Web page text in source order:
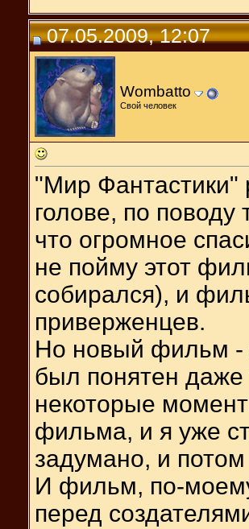
07.05.2009, 12:07
Wombatto
Свой человек
"Мир Фантастики"
голове, по
что огромное
не пойму этот
собирался), и
приверженцев.
Но новый фильм -
был понятен даже
некоторые
фильма, и я уже
задумано, и
И фильм, по-
перед